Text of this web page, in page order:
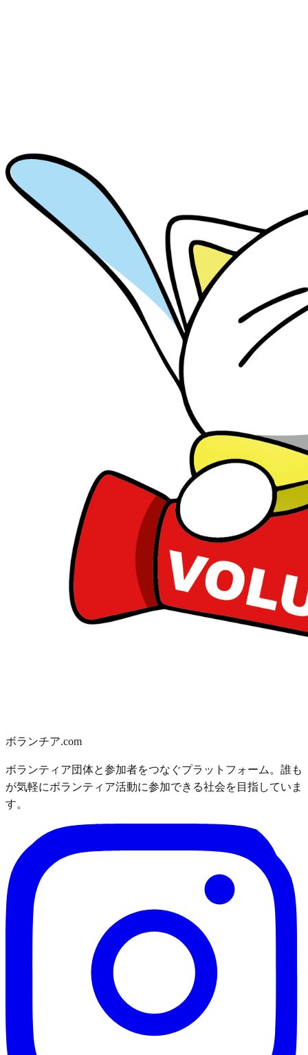
ボランチア.com
ボランティア団体と参加者をつなぐプラットフォーム。誰も
が気軽にボランティア活動に参加できる社会を目指していま
す。